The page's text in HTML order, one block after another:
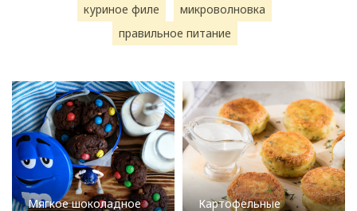
куриное филе
микроволновка
правильное питание
Мягкое шоколадное
Картофельные